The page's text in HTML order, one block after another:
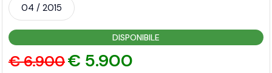
04 / 2015
DISPONIBILE
€ 6.900€ 5.900